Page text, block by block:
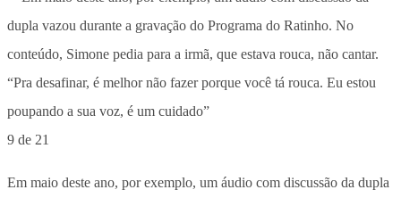
9 de 21
Em maio deste ano, por exemplo, um áudio com discussão da dupla